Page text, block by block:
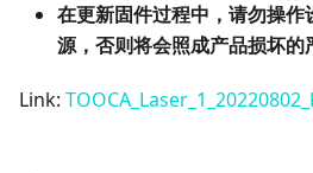
在更新固件过程中，请勿操
源，否则将会照成产品损坏的
Link: